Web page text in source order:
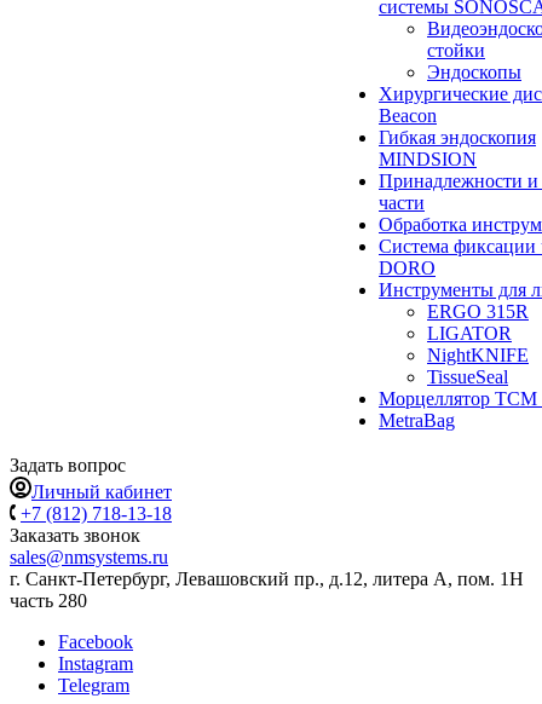
системы
стойки
Эндоскопы
Хирургические
Beacon
Гибкая эндоскопия
MINDSION
Принадлежности и
части
Обработка
Система фиксации
DORO
Инструменты для
ERGO 315R
LIGATOR
NightKNIFE
TissueSeal
Морцеллятор ТСМ
MetraBag
Задать вопрос
Личный кабинет
+7 (812) 718-13-18
Заказать звонок
sales@nmsystems.ru
г. Санкт-Петербург, Левашовский пр., д.12, литера А, пом. 1Н
часть 280
Facebook
Instagram
Telegram